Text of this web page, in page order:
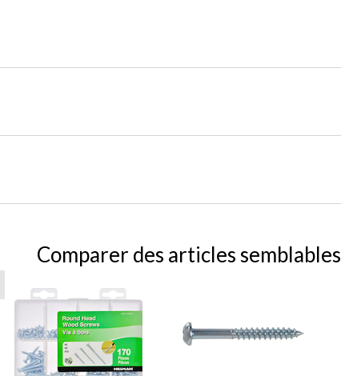
Comparer des articles semblables